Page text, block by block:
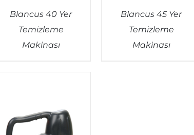
Blancus 40 Yer
Temizleme
Makinası
Blancus 45 Yer
Temizleme
Makinası